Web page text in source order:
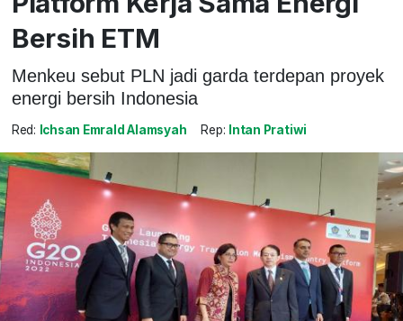
Bersih ETM
Menkeu sebut PLN jadi garda terdepan proyek
energi bersih Indonesia
Red: Ichsan Emrald Alamsyah Rep: Intan Pratiwi